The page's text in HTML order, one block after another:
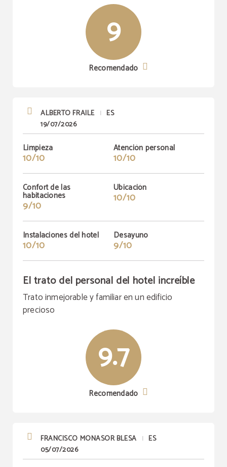
9
Recomendado
ALBERTO FRAILE |
ES
19/07/2026
Limpieza
10/10
Atención personal
10/10
Confort de las
habitaciones
9/10
Ubicación
10/10
Instalaciones del hotel
10/10
Desayuno
9/10
El trato del personal del hotel increíble
Trato inmejorable y familiar en un edificio
precioso
9.7
Recomendado
FRANCISCO MONASOR BLESA |
ES
05/07/2026